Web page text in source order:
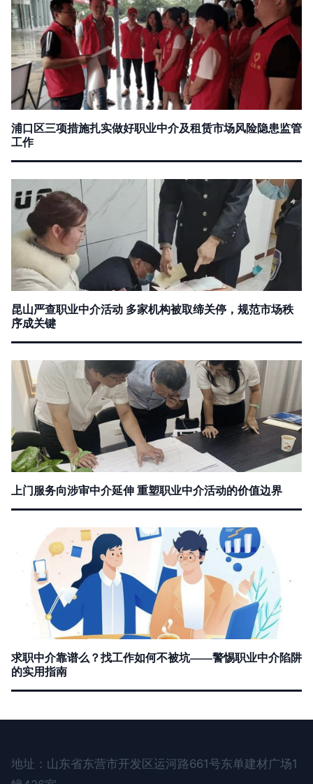
浦口区三项措施扎实做好职业中介及租赁市场风险隐患监管
工作
昆山严查职业中介活动 多家机构被取缔关停，规范市场秩
序成关键
上门服务向涉审中介延伸 重塑职业中介活动的价值边界
求职中介靠谱么？找工作如何不被坑——警惕职业中介陷阱
的实用指南
地址：山东省东营市开发区运河路661号东单建材广场1